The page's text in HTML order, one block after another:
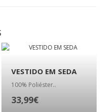
VESTIDO EM SEDA
100% Poliéster..
33,99€